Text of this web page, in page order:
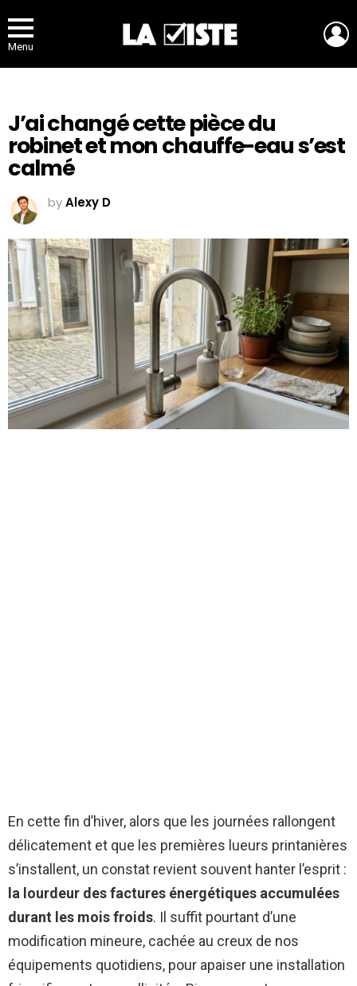
Menu
J’ai changé cette pièce du
robinet et mon chauffe-eau s’est
calmé
byAlexy D
En cette fin d’hiver, alors que les journées rallongent
délicatement et que les premières lueurs printanières
s’installent, un constat revient souvent hanter l’esprit :
la lourdeur des factures énergétiques accumulées
durant les mois froids. Il suffit pourtant d’une
modification mineure, cachée au creux de nos
équipements quotidiens, pour apaiser une installation